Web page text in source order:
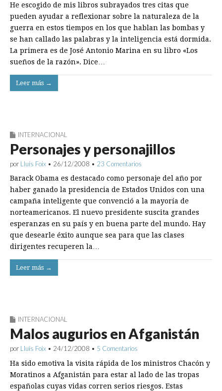
He escogido de mis libros subrayados tres citas que
pueden ayudar a reflexionar sobre la naturaleza de la
guerra en estos tiempos en los que hablan las bombas y
se han callado las palabras y la inteligencia está dormida.
La primera es de José Antonio Marina en su libro «Los
sueños de la razón». Dice…
Leer más →
INTERNACIONAL
Personajes y personajillos
por Lluís Foix • 26/12/2008 • 23 Comentarios
Barack Obama es destacado como personaje del año por
haber ganado la presidencia de Estados Unidos con una
campaña inteligente que convenció a la mayoría de
norteamericanos. El nuevo presidente suscita grandes
esperanzas en su país y en buena parte del mundo. Hay
que desearle éxito aunque sea para que las clases
dirigentes recuperen la…
Leer más →
INTERNACIONAL
Malos augurios en Afganistán
por Lluís Foix • 24/12/2008 • 5 Comentarios
Ha sido emotiva la visita rápida de los ministros Chacón y
Moratinos a Afganistán para estar al lado de las tropas
españolas cuyas vidas corren serios riesgos. Estas